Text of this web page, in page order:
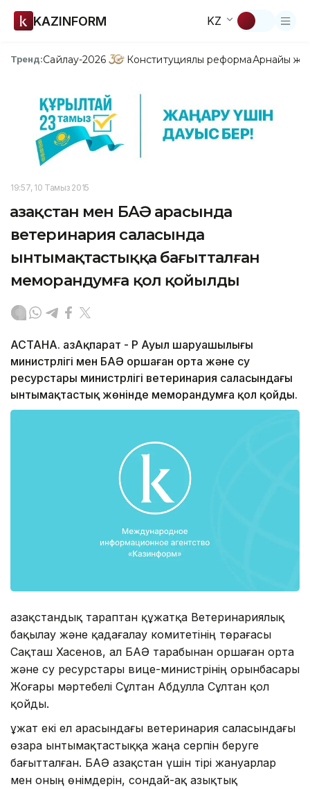
KAZINFORM KZ
Тренд:Сайлау-2026 Конституциялық реформаАрнайы
19:57, 10 Тамыз 2015
Қазақстан мен БАӘ арасында
ветеринария саласында
ынтымақтастыққа бағытталған
меморандумға қол қойылды
АСТАНА. ҚазАқпарат - ҚР Ауыл шаруашылығы
министрлігі мен БАӘ Қоршаған орта және су
ресурстары министрлігі ветеринария саласындағы
ынтымақтастық жөнінде меморандумға қол қойды.
Қазақстандық тараптан құжатқа Ветеринариялық
бақылау және қадағалау комитетінің төрағасы
Сақташ Хасенов, ал БАӘ тарабынан Қоршаған орта
және су ресурстары вице-министрінің орынбасары
Жоғары мәртебелі Сұлтан Абдулла Сұлтан қол
қойды.
Құжат екі ел арасындағы ветеринария саласындағы
өзара ынтымақтастыққа жаңа серпін беруге
бағытталған. БАӘ Қазақстан үшін тірі жануарлар
мен оның өнімдерін, сондай-ақ азықтық